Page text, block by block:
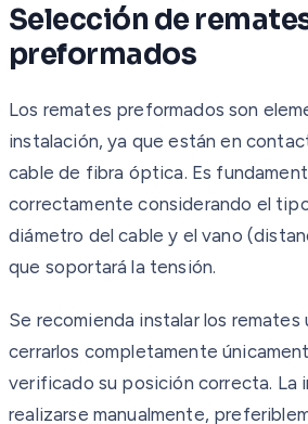
Selección de
preformados
Los remates preformados son
instalación, ya que están en
cable de fibra óptica. Es
correctamente considerando el
diámetro del cable y el vano
que soportará la tensión.
Se recomienda instalar los remates
cerrarlos completamente
verificado su posición correcta. La
realizarse manualmente,